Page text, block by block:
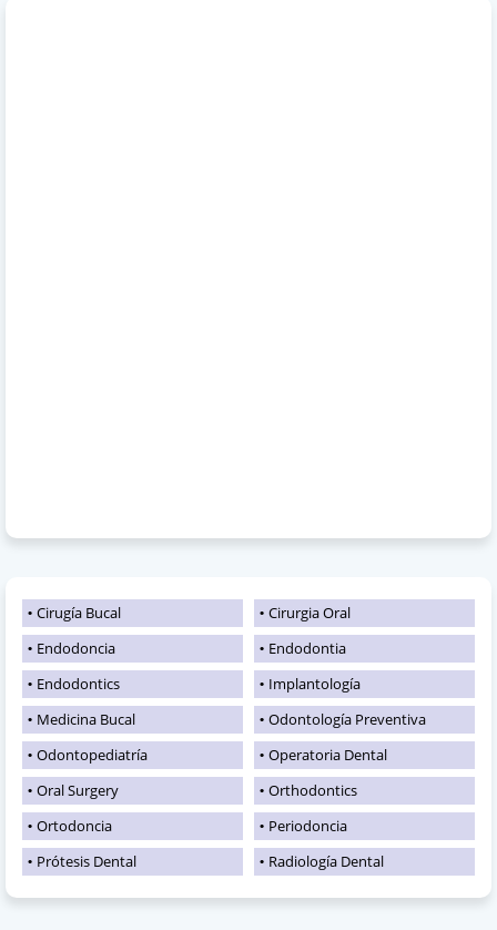
Cirugía Bucal
Cirurgia Oral
Endodoncia
Endodontia
Endodontics
Implantología
Medicina Bucal
Odontología Preventiva
Odontopediatría
Operatoria Dental
Oral Surgery
Orthodontics
Ortodoncia
Periodoncia
Prótesis Dental
Radiología Dental